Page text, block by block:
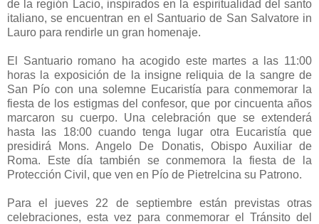
de la región Lacio, inspirados en la espiritualidad del santo
italiano, se encuentran en el Santuario de San Salvatore in
Lauro para rendirle un gran homenaje.
El Santuario romano ha acogido este martes a las 11:00
horas la exposición de la insigne reliquia de la sangre de
San Pío con una solemne Eucaristía para conmemorar la
fiesta de los estigmas del confesor, que por cincuenta años
marcaron su cuerpo. Una celebración que se extenderá
hasta las 18:00 cuando tenga lugar otra Eucaristía que
presidirá Mons. Angelo De Donatis, Obispo Auxiliar de
Roma. Este día también se conmemora la fiesta de la
Protección Civil, que ven en Pío de Pietrelcina su Patrono.
Para el jueves 22 de septiembre están previstas otras
celebraciones, esta vez para conmemorar el Tránsito del